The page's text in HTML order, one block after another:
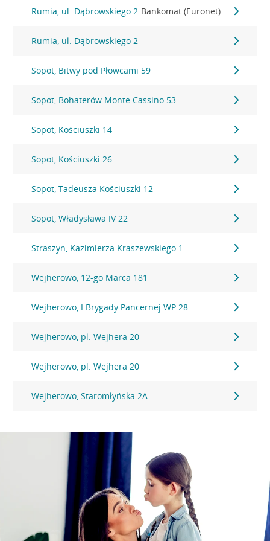
Rumia, ul. Dąbrowskiego 2 Bankomat (Euronet)
Rumia, ul. Dąbrowskiego 2
Sopot, Bitwy pod Płowcami 59
Sopot, Bohaterów Monte Cassino 53
Sopot, Kościuszki 14
Sopot, Kościuszki 26
Sopot, Tadeusza Kościuszki 12
Sopot, Władysława IV 22
Straszyn, Kazimierza Kraszewskiego 1
Wejherowo, 12-go Marca 181
Wejherowo, I Brygady Pancernej WP 28
Wejherowo, pl. Wejhera 20
Wejherowo, pl. Wejhera 20
Wejherowo, Staromłyńska 2A